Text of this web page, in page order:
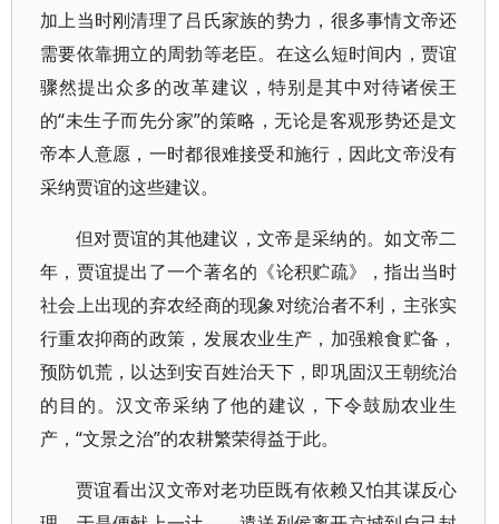
加上当时刚清理了吕氏家族的势力，很多事情文帝还
需要依靠拥立的周勃等老臣。在这么短时间内，贾谊
骤然提出众多的改革建议，特别是其中对待诸侯王
的“未生子而先分家”的策略，无论是客观形势还是文
帝本人意愿，一时都很难接受和施行，因此文帝没有
采纳贾谊的这些建议。
但对贾谊的其他建议，文帝是采纳的。如文帝二
年，贾谊提出了一个著名的《论积贮疏》，指出当时
社会上出现的弃农经商的现象对统治者不利，主张实
行重农抑商的政策，发展农业生产，加强粮食贮备，
预防饥荒，以达到安百姓治天下，即巩固汉王朝统治
的目的。汉文帝采纳了他的建议，下令鼓励农业生
产，“文景之治”的农耕繁荣得益于此。
贾谊看出汉文帝对老功臣既有依赖又怕其谋反心